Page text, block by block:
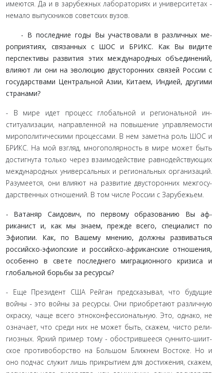
имеются. Да и в зарубежных лабораториях и университетах -
немало выпускников советских вузов.
- В последние годы Вы участвовали в различных ме­
роприятиях, связанных с ШОС и БРИКС. Как Вы видите
перспективы развития этих международных объедине­ний,
влияют ли они на эволюцию двусторонних связей России с
государствами Центральной Азии, Китаем, Ин­дией, другими
странами?
- В мире идет процесс глобальной и региональной ин­
ституализации, направленной на повышение управляемости
мирополитическими процессами. В нем заметна роль ШОС и
БРИКС. На мой взгляд, многополярность в мире может быть
достигнута только через взаимодействие равнодействующих
международных универсальных и региональных организаций.
Разумеется, они влияют на развитие двусторонних межгосу­
дарственных отношений. В том числе России с Зарубежьем.
- Ватаняр Саидович, по первому образованию Вы аф­
риканист и, как мы знаем, прежде всего, специалист по
Эфиопии. Как, по Вашему мнению, должны развиваться
российско-эфиопские и российско-африканские отноше­ния,
особенно в свете последнего миграционного кризиса и
глобальной борьбы за ресурсы?
- Еще Президент США Рейган предсказывал, что буду­щие
войны - это войны за ресурсы. Они приобретают различ­ную
окраску, чаще всего этноконфессиональную. Это, однако, не
означает, что среди них не может быть, скажем, чисто рели­
гиозных. Яркий пример тому - обострившееся суннито-шиит-
ское противоборство на Большом Ближнем Востоке. Но и
оно подчас служит лишь прикрытием для достижения, скажем,